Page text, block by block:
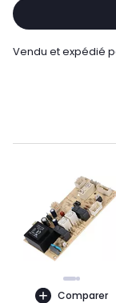
Vendu et expédié
Comparer